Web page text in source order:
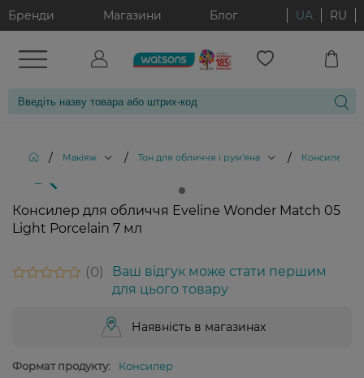
Бренди Магазини Блог UA RU
/ Макіяж / Тон для обличчя і рум'яна / Консилери
Консилер для обличчя Eveline Wonder Match 05
Light Porcelain 7 мл
0
Ваш відгук може стати першим
для цього товару
Наявність в магазинах
Формат продукту:
Консилер